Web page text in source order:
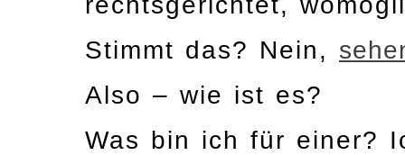
Stimmt das? Nein,
Also – wie ist es?
Was bin ich für